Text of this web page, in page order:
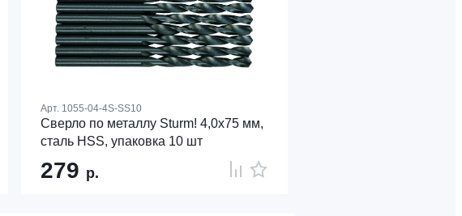
Арт. 1055-04-4S-SS10
Сверло по металлу Sturm! 4,0х75 мм,
сталь HSS, упаковка 10 шт
279 р.